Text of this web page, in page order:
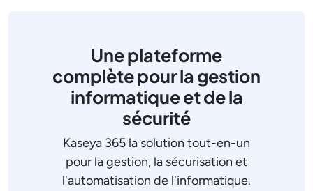
Une plateforme
complète pour la gestion
informatique et de la
sécurité
Kaseya 365 la solution tout-en-un
pour la gestion, la sécurisation et
l'automatisation de l'informatique.